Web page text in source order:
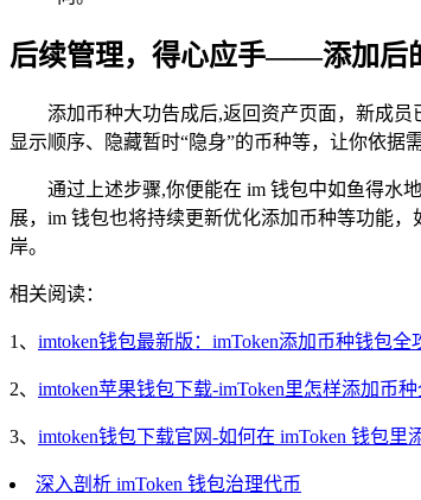
后续管理，得心应手——添加后
添加币种大功告成后,返回资产页面，新成
显示顺序、隐藏暂时“隐身”的币种等，让你依据
通过上述步骤,你便能在 im 钱包中如鱼得水
展，im 钱包也将持续更新优化添加币种等功能
岸。
相关阅读：
1、 imtoken钱包最新版：imToken添加币种钱包全
2、 imtoken苹果钱包下载-imToken里怎样添加币
3、 imtoken钱包下载官网-如何在 imToken 钱包里
深入剖析 imToken 钱包治理代币